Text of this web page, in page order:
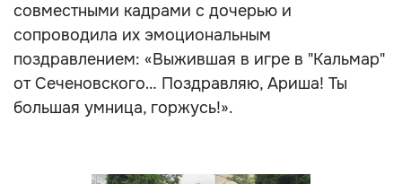
совместными кадрами с дочерью и
сопроводила их эмоциональным
поздравлением: «Выжившая в игре в "Кальмар"
от Сеченовского… Поздравляю, Ариша! Ты
большая умница, горжусь!».